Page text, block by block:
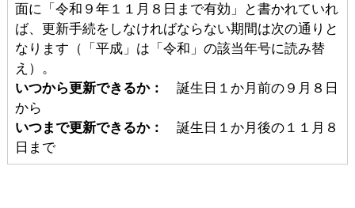
面に「令和９年１１月８日まで有効」と書かれていれ
ば、更新手続をしなければならない期間は次の通りと
なります（「平成」は「令和」の該当年号に読み替
え）。
いつから更新できるか：
誕生日１か月前の９月８日
から
いつまで更新できるか：
誕生日１か月後の１１月８
日まで